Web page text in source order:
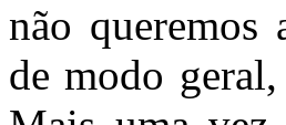
não queremos
de modo